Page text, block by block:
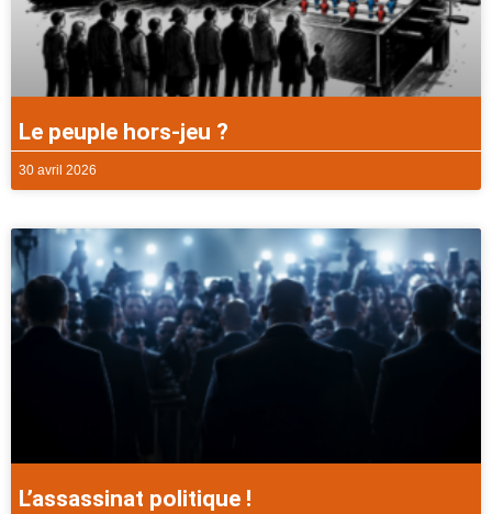
Le peuple hors-jeu ?
30 avril 2026
L’assassinat politique !